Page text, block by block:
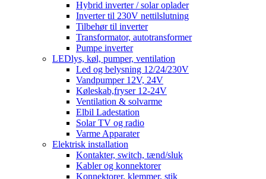
Hybrid inverter / solar oplader
Inverter til 230V nettilslutning
Tilbehør til inverter
Transformator, autotransformer
Pumpe inverter
LEDlys, køl, pumper, ventilation
Led og belysning 12/24/230V
Vandpumper 12V, 24V
Køleskab,fryser 12-24V
Ventilation & solvarme
Elbil Ladestation
Solar TV og radio
Varme Apparater
Elektrisk installation
Kontakter, switch, tænd/sluk
Kabler og konnektorer
Konnektorer, klemmer, stik